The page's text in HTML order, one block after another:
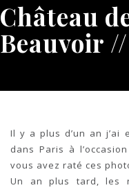
Château
Beauvoir
Il y a plus d’un an j’ai
dans Paris à
vous avez raté ces
Un an plus tard, les